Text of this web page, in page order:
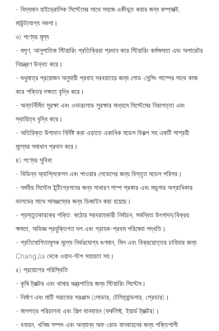
- বিদ্যমান হাইড্রোলিক সিস্টেমের সাথে সহজে একীভূত করার জন্য কম্প্যাক্ট,
মাউন্টযোগ্য নকশা।
৩) পণ্যের মূল্য
- মসৃণ, আনুপাতিক স্টিয়ারিং প্রতিক্রিয়া প্রদান করে স্টিয়ারিং কর্মক্ষমতা এবং অপারেটর
নিয়ন্ত্রণ উন্নত করে।
- শুধুমাত্র প্রয়োজন অনুযায়ী প্রবাহ সরবরাহের জন্য লোড-সেন্সিং পাম্পের সাথে কাজ
করে শক্তির দক্ষতা বৃদ্ধি করে।
- অন্তর্নির্মিত সুরক্ষা এবং ওভারলোড সুরক্ষার মাধ্যমে সিস্টেমের নিরাপত্তা এবং
স্থায়িত্ব বৃদ্ধি করে।
- অতিরিক্ত উপাদান নির্দিষ্ট করা এড়াতে একাধিক মডেল বিকল্প সহ একটি সাশ্রয়ী
মূল্যের সমাধান প্রদান করে।
৪) পণ্যের সুবিধা
- বিভিন্ন অ্যাপ্লিকেশন এবং পাওয়ার লেভেলের জন্য বিস্তৃত মডেল পরিসর।
- নমনীয় সিস্টেম ইন্টিগ্রেশনের জন্য সাধারণ পাম্প প্রকার এবং মডুলার অগ্রাধিকার
ভালভের সাথে সামঞ্জস্যের জন্য ডিজাইন করা হয়েছে।
- প্রস্তুতকারকের শক্তি: কঠোর সরবরাহকারী নির্বাচন, সমন্বিত উৎপাদন/বিক্রয়
ক্ষমতা, অভিজ্ঞ প্রযুক্তিগত দল এবং গ্রাহক-প্রথম পরিষেবা পদ্ধতি।
- প্রতিযোগিতামূলক মূল্যে নির্ভরযোগ্য গুণমান, মিল এবং বিক্রয়োত্তর চাহিদার জন্য
ChangJia থেকে ওয়ান-স্টপ সহায়তা সহ।
৫) প্রয়োগের পরিস্থিতি
- কৃষি ট্রাক্টর এবং খামার যন্ত্রপাতির জন্য স্টিয়ারিং সিস্টেম।
- নির্মাণ এবং মাটি সরানোর সরঞ্জাম (লোডার, টেলিহ্যান্ডলার, গ্রেডার)।
- মালপত্র পরিচালনা এবং শিল্প যানবাহন (ফর্কলিফ্ট, ইয়ার্ড ট্রাক্টর)।
- বনায়ন, খনিজ সম্পদ এবং অন্যান্য অফ-রোড যানবাহনের জন্য শক্তিশালী